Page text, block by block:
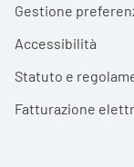
Gestione
Accessibilità
Statuto e
Fatturazione